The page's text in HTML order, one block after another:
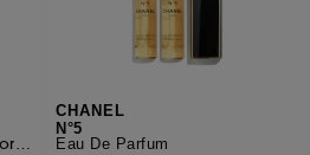
Eau de Parfum espiègle florale fruitée
CHANEL
N°5
Eau De Parfum